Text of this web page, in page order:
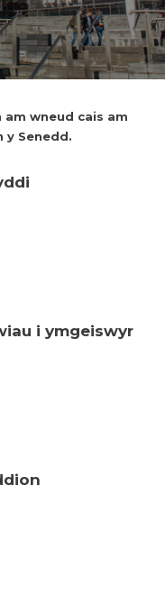
wneud cais am
y Senedd.
i ymgeiswyr